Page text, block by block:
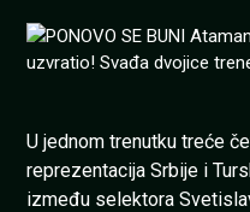
U jednom trenutku treće
reprezentacija Srbije i
između selektora